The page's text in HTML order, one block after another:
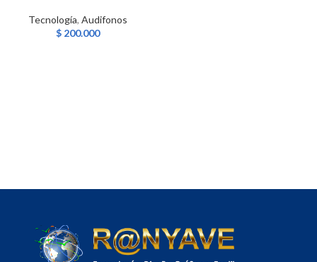
Tecnología, Audifonos
$200.000